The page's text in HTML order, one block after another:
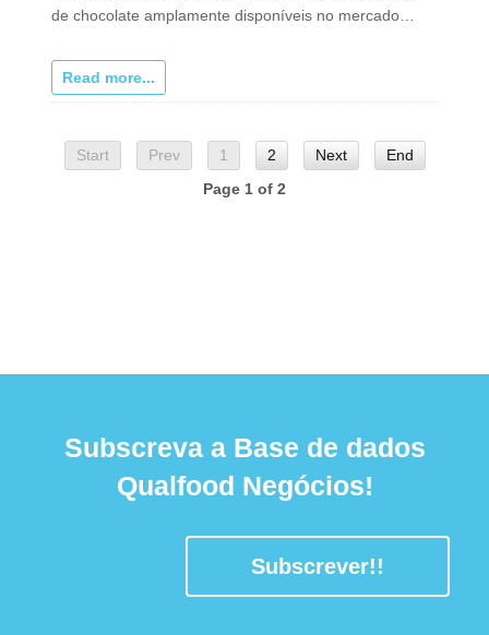
de chocolate amplamente disponíveis no mercado…
Read more...
Start Prev 1 2 Next
End
Page 1 of 2
Subscreva a Base de dados
Qualfood Negócios!
Subscrever!!